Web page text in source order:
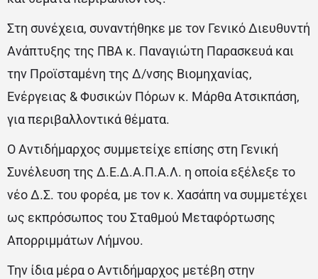
Στη συνέχεια, συναντήθηκε με τον Γενικό Διευθυντή
Ανάπτυξης της ΠΒΑ κ. Παναγιώτη Παρασκευά και
την Προϊσταμένη της Δ/νσης Βιομηχανίας,
Ενέργειας & Φυσικών Πόρων κ. Μάρθα Ατσικπάση,
για περιβαλλοντικά θέματα.
Ο Αντιδήμαρχος συμμετείχε επίσης στη Γενική
Συνέλευση της Δ.Ε.Δ.Α.Π.Α.Λ. η οποία εξέλεξε το
νέο Δ.Σ. του φορέα, με τον κ. Χασάπη να συμμετέχει
ως εκπρόσωπος του Σταθμού Μεταφόρτωσης
Απορριμμάτων Λήμνου.
Την ίδια μέρα ο Αντιδήμαρχος μετέβη στην